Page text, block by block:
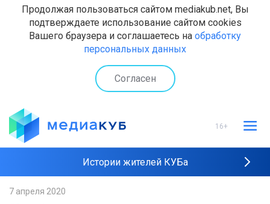
Продолжая пользоваться сайтом mediakub.net, Вы
подтверждаете использование сайтом cookies
Вашего браузера и соглашаетесь на обработку
персональных данных
Согласен
16+
Истории жителей КУБа
7 апреля 2020